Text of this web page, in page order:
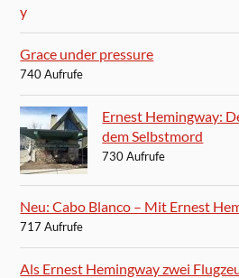
Grace under pressure
740 Aufrufe
Ernest Hemingway:
dem Selbstmord
730 Aufrufe
Neu: Cabo Blanco – Mit Ernest
717 Aufrufe
Als Ernest Hemingway zwei